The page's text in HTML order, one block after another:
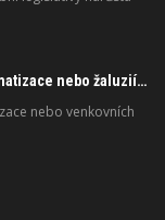
Instalace venkovní jednotky klimatizace nebo žaluzií podléhá jasným právním pravidlům
nebo venkovních